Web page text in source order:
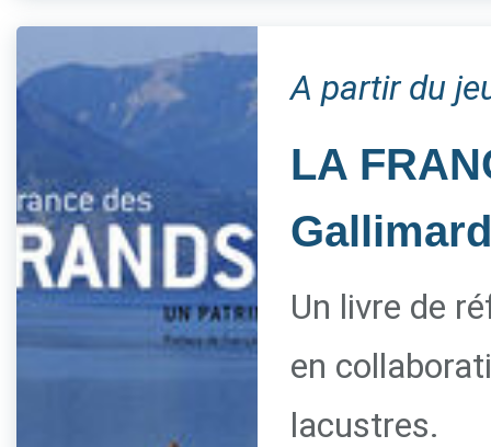
A partir du
LA
Gallimard
Un livre de
en
lacustres.